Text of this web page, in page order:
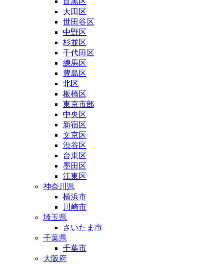
大田区
世田谷区
中野区
杉並区
千代田区
練馬区
豊島区
北区
板橋区
東京市部
中央区
新宿区
文京区
渋谷区
台東区
墨田区
江東区
神奈川県
横浜市
川崎市
埼玉県
さいたま市
千葉県
千葉市
大阪府